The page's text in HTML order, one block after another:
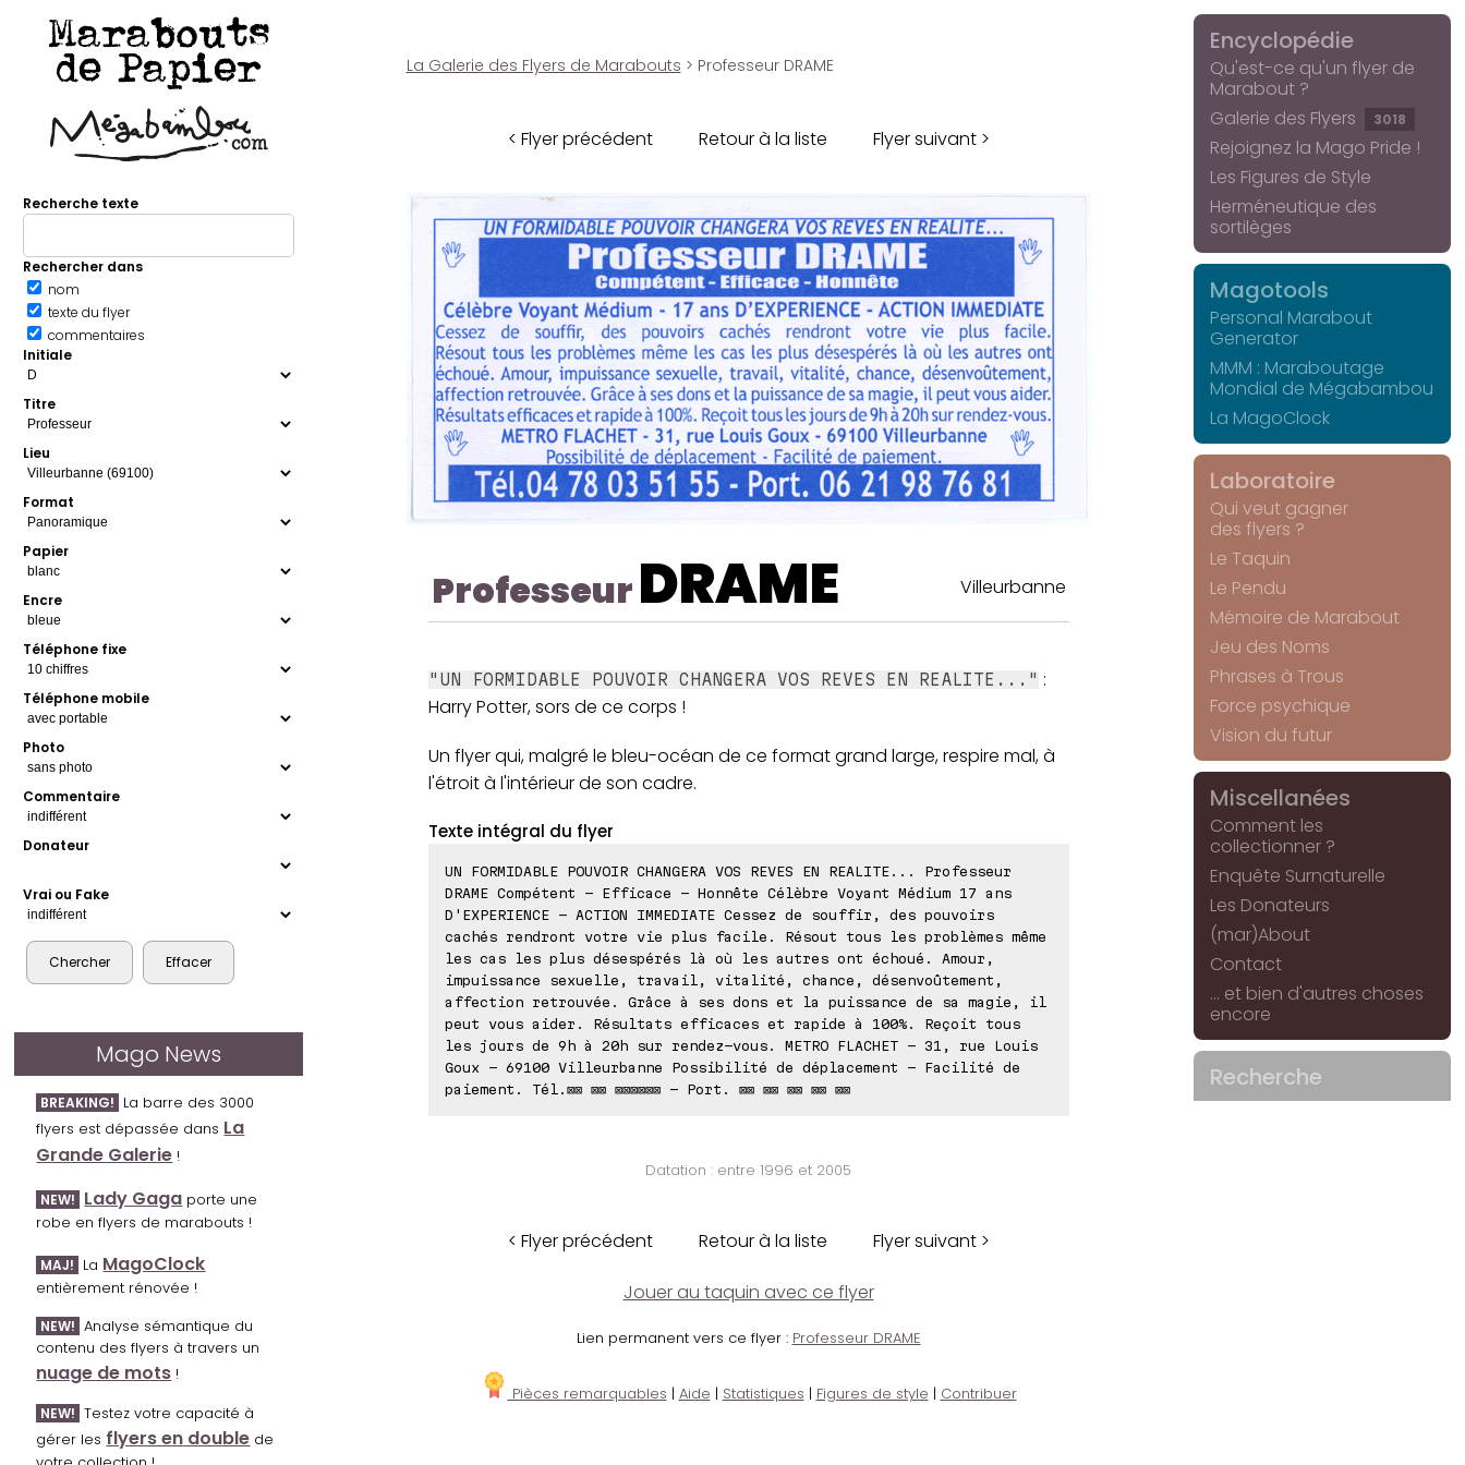
Marabouts
de Papier
Recherche texte
Rechercher dans
nom
texte du flyer
commentaires
Initiale
Titre
Lieu
Format
Papier
Encre
Téléphone fixe
Téléphone mobile
Photo
Commentaire
Donateur
Vrai ou Fake
Mago News
BREAKING! La barre des 3000
flyers est dépassée dans La
Grande Galerie !
NEW! Lady Gaga porte une
robe en flyers de marabouts !
MAJ! La MagoClock
entièrement rénovée !
NEW! Analyse sémantique du
contenu des flyers à travers un
nuage de mots !
NEW! Testez votre capacité à
gérer les flyers en double de
La Galerie des Flyers de Marabouts > Professeur DRAME
< Flyer précédent Retour à la liste Flyer suivant >
ProfesseurDRAME Villeurbanne
"UN FORMIDABLE POUVOIR CHANGERA VOS REVES EN REALITE..." :
Harry Potter, sors de ce corps !
Un flyer qui, malgré le bleu-océan de ce format grand large, respire mal, à
l'étroit à l'intérieur de son cadre.
Texte intégral du flyer
UN FORMIDABLE POUVOIR CHANGERA VOS REVES EN REALITE... Professeur
DRAME Compétent - Efficace - Honnête Célèbre Voyant Médium 17 ans
D'EXPERIENCE - ACTION IMMEDIATE Cessez de souffir, des pouvoirs
cachés rendront votre vie plus facile. Résout tous les problèmes même
les cas les plus désespérés là où les autres ont échoué. Amour,
impuissance sexuelle, travail, vitalité, chance, désenvoûtement,
affection retrouvée. Grâce à ses dons et la puissance de sa magie, il
peut vous aider. Résultats efficaces et rapide à 100%. Reçoit tous
les jours de 9h à 20h sur rendez-vous. METRO FLACHET - 31, rue Louis
Goux - 69100 Villeurbanne Possibilité de déplacement - Facilité de
paiement. Tél.⊠⊠ ⊠⊠ ⊠⊠⊠⊠⊠⊠ - Port. ⊠⊠ ⊠⊠ ⊠⊠ ⊠⊠ ⊠⊠
Datation : entre 1996 et 2005
< Flyer précédent Retour à la liste Flyer suivant >
Jouer au taquin avec ce flyer
Lien permanent vers ce flyer : Professeur DRAME
Pièces remarquables | Aide | Statistiques | Figures de style | Contribuer
Encyclopédie
Qu'est-ce qu'un flyer de
Marabout ?
Galerie des Flyers
3018
Rejoignez la Mago Pride !
Les Figures de Style
Herméneutique des
sortilèges
Magotools
Personal Marabout
Generator
MMM : Maraboutage
Mondial de Mégabambou
La MagoClock
Laboratoire
Qui veut gagner
des flyers ?
Le Taquin
Le Pendu
Mémoire de Marabout
Jeu des Noms
Phrases à Trous
Force psychique
Vision du futur
Miscellanées
Comment les
collectionner ?
Enquête Surnaturelle
Les Donateurs
(mar)About
Contact
... et bien d'autres choses
encore
Recherche